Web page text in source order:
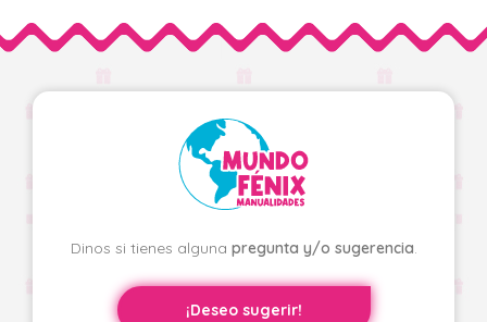
Dinos si tienes alguna pregunta y/o sugerencia.
¡Deseo sugerir!